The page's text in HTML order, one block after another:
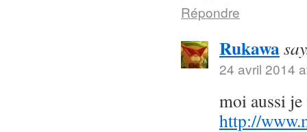
Répondre
Rukawa
24 avril 2014
moi aussi
http://